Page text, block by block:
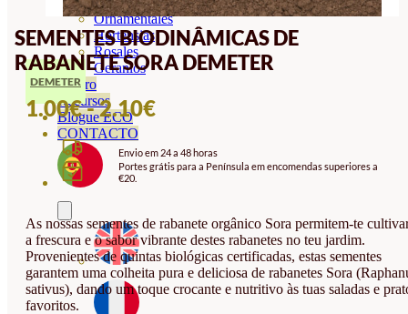
Ornamentales
Hortensias
Rosales
Geranios
Vivero
Recursos
Blogue ECO
CONTACTO
SEMENTES BIODINÂMICAS DE
RABANETE SORA DEMETER
DEMETER
1.00€-2.10€INTERVALO
PREÇOS:
A
2.10€
Envio em 24 a 48 horas
Portes grátis para a Península em encomendas superiores a
€20.
As nossas sementes de rabanete orgânico Sora permitem-te
a frescura e o sabor vibrante destes rabanetes no teu jardim.
Provenientes de quintas biológicas certificadas, estas sementes
garantem uma colheita pura e deliciosa de rabanetes Sora
sativus), dando um toque crocante e nutritivo às tuas saladas e
favoritos.